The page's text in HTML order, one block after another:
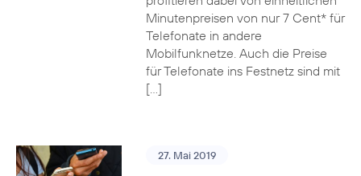
Minutenpreisen von nur 7 Cent* für
Telefonate in andere
Mobilfunknetze. Auch die Preise
für Telefonate ins Festnetz sind mit
[…]
27. Mai 2019